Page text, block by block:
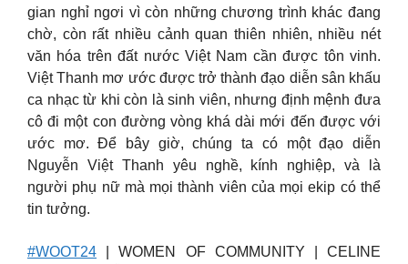
gian nghỉ ngơi vì còn những chương trình khác đang
chờ, còn rất nhiều cảnh quan thiên nhiên, nhiều nét
văn hóa trên đất nước Việt Nam cần được tôn vinh.
Việt Thanh mơ ước được trở thành đạo diễn sân khấu
ca nhạc từ khi còn là sinh viên, nhưng định mệnh đưa
cô đi một con đường vòng khá dài mới đến được với
ước mơ. Để bây giờ, chúng ta có một đạo diễn
Nguyễn Việt Thanh yêu nghề, kính nghiệp, và là
người phụ nữ mà mọi thành viên của mọi ekip có thể
tin tưởng.
#WOOT24 | WOMEN OF COMMUNITY | CELINE